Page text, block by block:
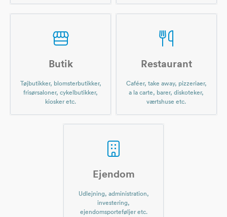
Butik
Tøjbutikker, blomsterbutikker,
frisørsaloner, cykelbutikker,
kiosker etc.
Restaurant
Caféer, take away, pizzeriaer,
a la carte, barer, diskoteker,
værtshuse etc.
Ejendom
Udlejning, administration,
investering,
ejendomsporteføljer etc.